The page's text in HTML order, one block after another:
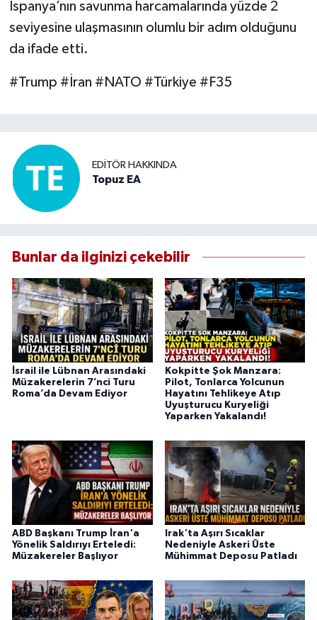
İspanya’nın savunma harcamalarında yüzde 2
seviyesine ulaşmasının olumlu bir adım olduğunu
da ifade etti.
#Trump #İran #NATO #Türkiye #F35
EDITÖR HAKKINDA
Topuz EA
Bunlar da ilginizi çekebilir
İsrail ile Lübnan Arasındaki
Müzakerelerin 7’nci Turu
Roma’da Devam Ediyor
Kokpitte Şok Manzara:
Pilot, Tonlarca Yolcunun
Hayatını Tehlikeye Atıp
Uyuşturucu Kuryeliği
Yaparken Yakalandı!
ABD Başkanı Trump İran'a
Yönelik Saldırıyı Erteledi:
Müzakereler Başlıyor
Irak'ta Aşırı Sıcaklar
Nedeniyle Askeri Üste
Mühimmat Deposu Patladı